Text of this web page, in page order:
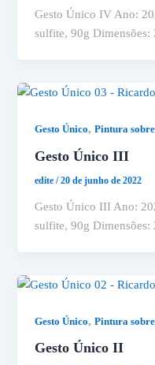
Gesto Único IV Ano:
sulfite, 90g Dimensões:
Gesto Único,Pintura
Gesto Único III
edite/20 de junho de 2022
Gesto Único III Ano:
sulfite, 90g Dimensões:
Gesto Único,Pintura
Gesto Único II